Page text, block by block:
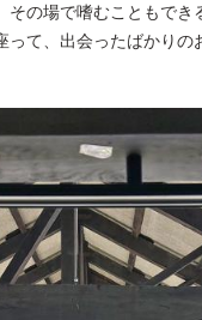
その場で嗜むこともで
って、出会ったばかりの